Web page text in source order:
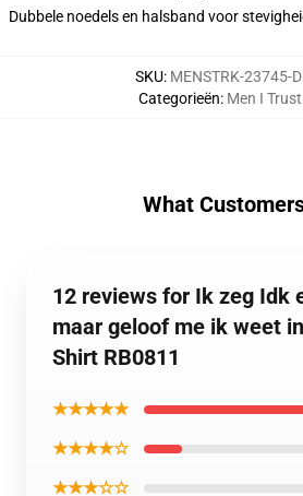
Dubbele noedels en halsband voor
SKU: MENSTRK-23745-
Categorieën: Men I
What
12 reviews for Ik zeg Idk
maar geloof me ik weet
Shirt RB0811
★★★★★
★★★★☆
★★★☆☆